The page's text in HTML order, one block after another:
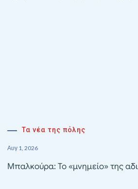
Τα νέα της πόλης
Αυγ 1, 2026
Μπαλκούρα: Το «μνημείο» της